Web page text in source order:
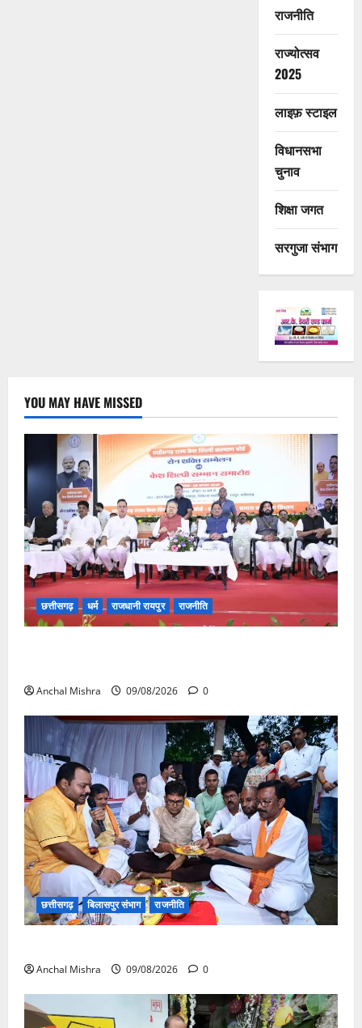
राजनीति
राज्योत्सव
2025
लाइफ़ स्टाइल
विधानसभा
चुनाव
शिक्षा जगत
सरगुजा संभाग
YOU MAY HAVE MISSED
छत्तीसगढ़ धर्म राजधानी रायपुर राजनीति
Anchal Mishra 09/08/2026 0
छत्तीसगढ़ बिलासपुर संभाग राजनीति
Anchal Mishra 09/08/2026 0